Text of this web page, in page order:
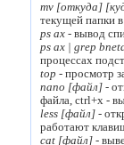
mv [откуда]
текущей папки
ps ax - вывод
ps ax | grep
процессах
top - просмотр
nano [файл] -
файла, ctrl+x -
less [файл] -
работают
cat [файл] -